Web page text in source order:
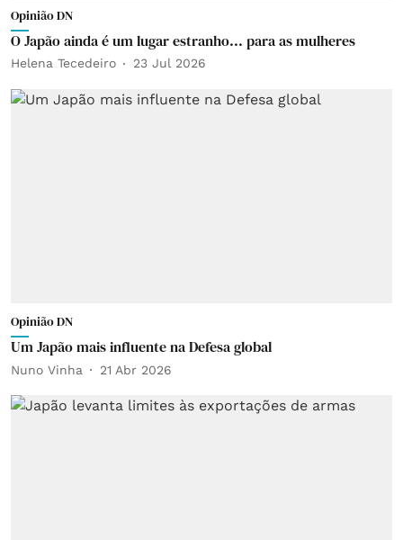
Opinião DN
O Japão ainda é um lugar estranho... para as mulheres
Helena Tecedeiro 23 Jul 2026
Opinião DN
Um Japão mais influente na Defesa global
Nuno Vinha 21 Abr 2026